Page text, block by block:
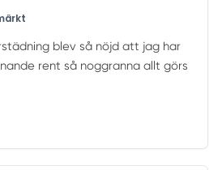
blev så nöjd att jag har
rent så noggranna allt görs